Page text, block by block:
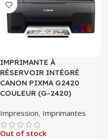
IMPRIMANTE À
RÉSERVOIR INTÉGRÉ
CANON PIXMA G2420
COULEUR (G-2420)
Impression, Imprimantes
Out of stock